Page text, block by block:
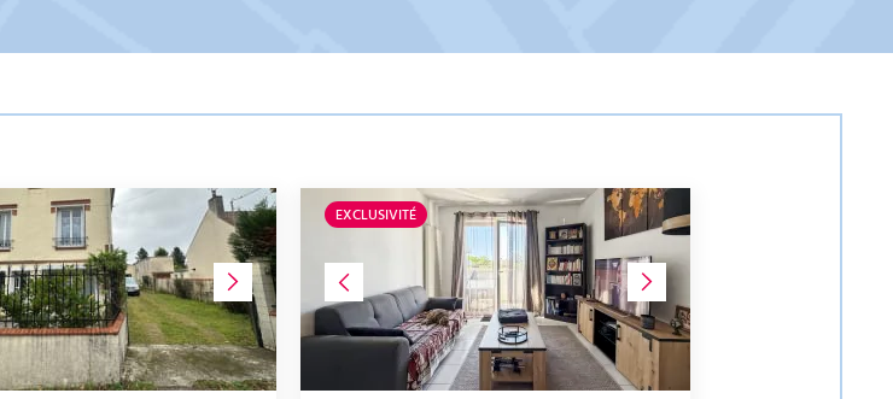
EXCLUSIVITÉ